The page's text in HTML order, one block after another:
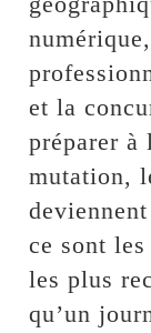
et la
préparer à
mutation,
ce sont
les plus
qu’un